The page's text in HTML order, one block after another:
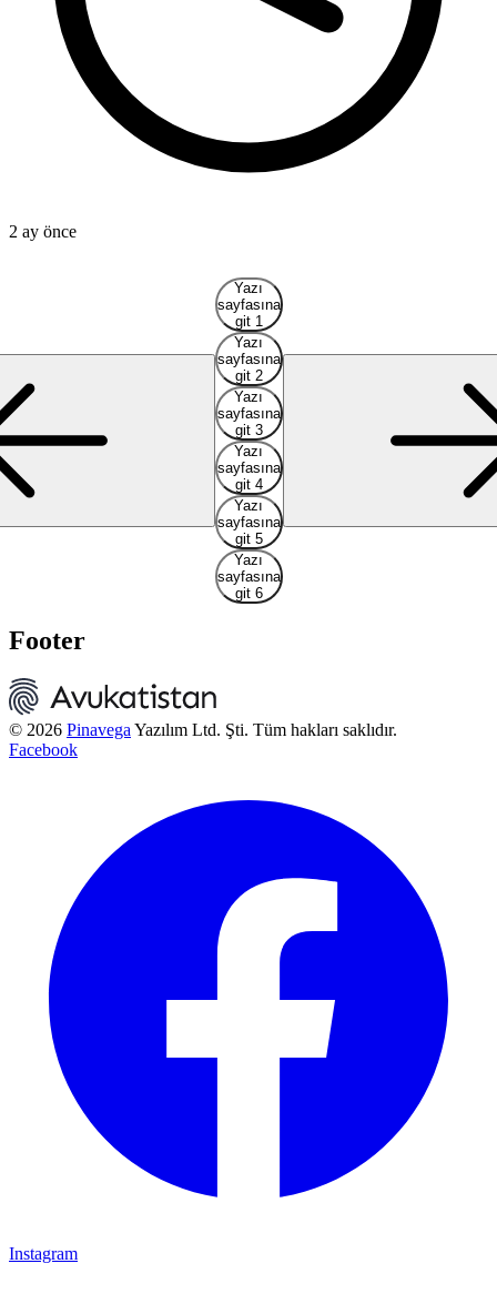
2 ay önce
Yazı
sayfasına
git 1
Yazı
sayfasına
git 2
Yazı
sayfasına
git 3
Yazı
sayfasına
git 4
Yazı
sayfasına
git 5
Yazı
sayfasına
git 6
Footer
© 2026 Pinavega Yazılım Ltd. Şti. Tüm hakları saklıdır.
Facebook
Instagram